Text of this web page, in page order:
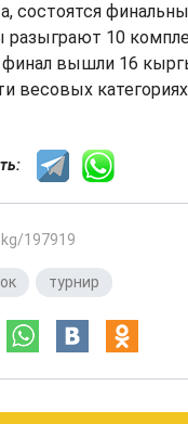
состоятся
разыграют 10
финал вышли 16
весовых
197919
турнир